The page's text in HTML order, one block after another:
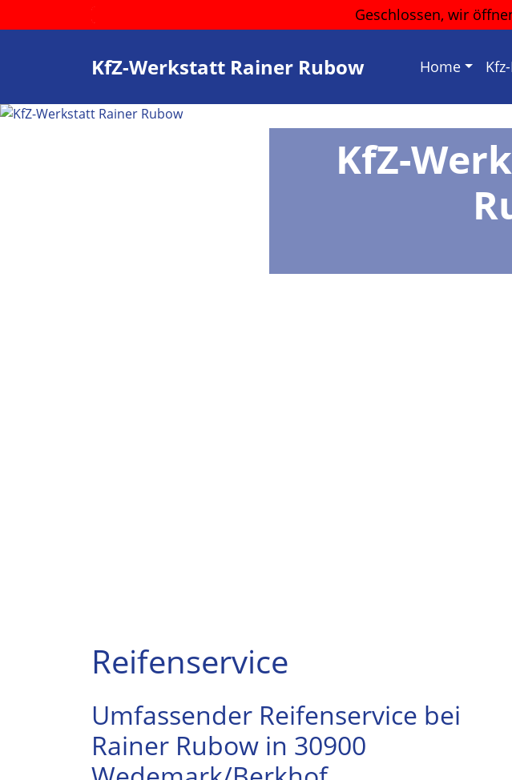
Geschlossen, wir
KfZ-Werkstatt Rainer Rubow Home
KfZ-
Reifenservice
Umfassender Reifenservice bei
Rainer Rubow in 30900